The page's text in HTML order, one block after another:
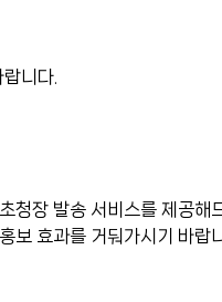
니다.
청장 발송 서비스를 제공해
보 효과를 거둬가시기 바랍